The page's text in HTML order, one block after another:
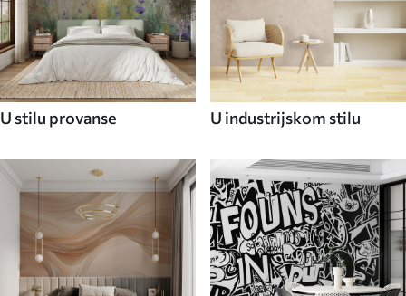
U stilu provanse U industrijskom stilu